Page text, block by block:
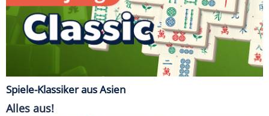
Spiele-Klassiker aus Asien
Alles aus!